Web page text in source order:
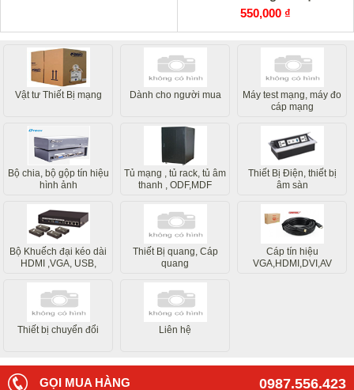
550,000 ₫
Vật tư Thiết Bị mạng Dành cho người mua
Máy test mạng, máy đo
cáp mạng
Bộ chia, bộ gộp tín hiệu
hình ảnh
Tủ mạng , tủ rack, tủ âm
thanh , ODF,MDF
Thiết Bị Điện, thiết bị
âm sàn
Bộ Khuếch đại kéo dài
HDMI ,VGA, USB,
Thiết Bị quang, Cáp
quang
Cáp tín hiệu
VGA,HDMI,DVI,AV
Thiết bị chuyển đổi Liên hệ
0987.556.423
GỌI MUA HÀNG